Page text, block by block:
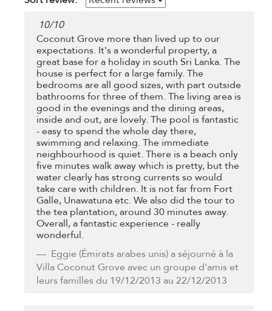
10/10
Coconut Grove more than lived up to our
expectations. It's a wonderful property, a
great base for a holiday in south Sri Lanka. The
house is perfect for a large family. The
bedrooms are all good sizes, with part outside
bathrooms for three of them. The living area is
good in the evenings and the dining areas,
inside and out, are lovely. The pool is fantastic
- easy to spend the whole day there,
swimming and relaxing. The immediate
neighbourhood is quiet. There is a beach only
five minutes walk away which is pretty, but the
water clearly has strong currents so would
take care with children. It is not far from Fort
Galle, Unawatuna etc. We also did the tour to
the tea plantation, around 30 minutes away.
Overall, a fantastic experience - really
wonderful.
Eggie (Émirats arabes unis) a séjourné à la
Villa Coconut Grove avec un groupe d'amis et
leurs familles du 19/12/2013 au 22/12/2013